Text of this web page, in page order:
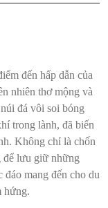
đến hấp dẫn của
nhiên thơ mộng và
đá vôi soi bóng
trong lành, đã biến
Không chỉ là chốn
để lưu giữ những
đáo mang đến cho du
hứng.